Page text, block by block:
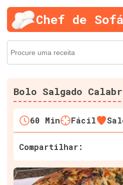
Chef de Sofá
Bolo Salgado
60 Min Fácil
Compartilhar: